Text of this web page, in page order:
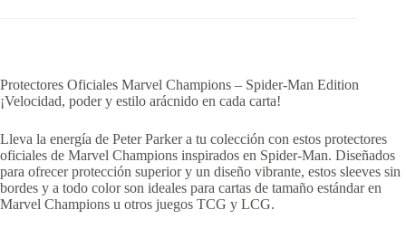
Protectores Oficiales Marvel Champions – Spider-Man Edition
¡Velocidad, poder y estilo arácnido en cada carta!
Lleva la energía de Peter Parker a tu colección con estos protectores
oficiales de Marvel Champions inspirados en Spider-Man. Diseñados
para ofrecer protección superior y un diseño vibrante, estos sleeves sin
bordes y a todo color son ideales para cartas de tamaño estándar en
Marvel Champions u otros juegos TCG y LCG.